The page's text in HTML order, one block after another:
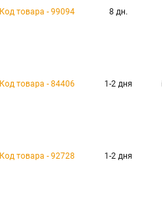
Код товара - 99094 8 дн.
Код товара - 84406 1-2 дня
Код товара - 92728 1-2 дня